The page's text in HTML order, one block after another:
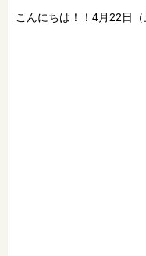
こんにちは！！4月22日